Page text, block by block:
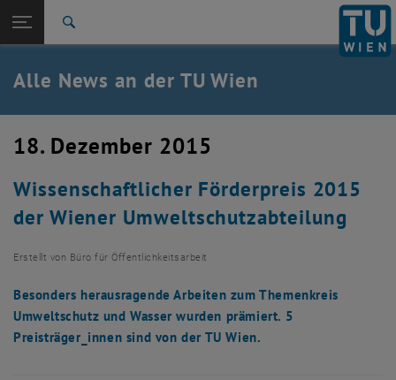
TU Login
Quicklinks
Quicklinks-Menü umschalten
Studium
Karriere
Zurück: Subseiten von TU Wien Startseite auflisten
Zurück zur letzten Ebene:
TU Wien Startseite
Übersicht
Alle News an der TU Wien
18. Dezember 2015
Wissenschaftlicher Förderpreis 2015
der Wiener Umweltschutzabteilung
Erstellt von Büro für Öffentlichkeitsarbeit
Besonders herausragende Arbeiten zum Themenkreis
Umweltschutz und Wasser wurden prämiert. 5
Preisträger_innen sind von der TU Wien.